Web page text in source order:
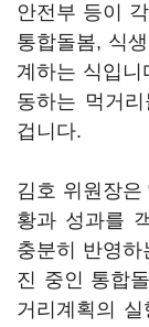
안전부 등이
통합돌봄, 식
계하는 식입
동하는 먹거
겁니다.
김호 위원장은
황과 성과를
충분히 반영하
진 중인 통합
거리계획의